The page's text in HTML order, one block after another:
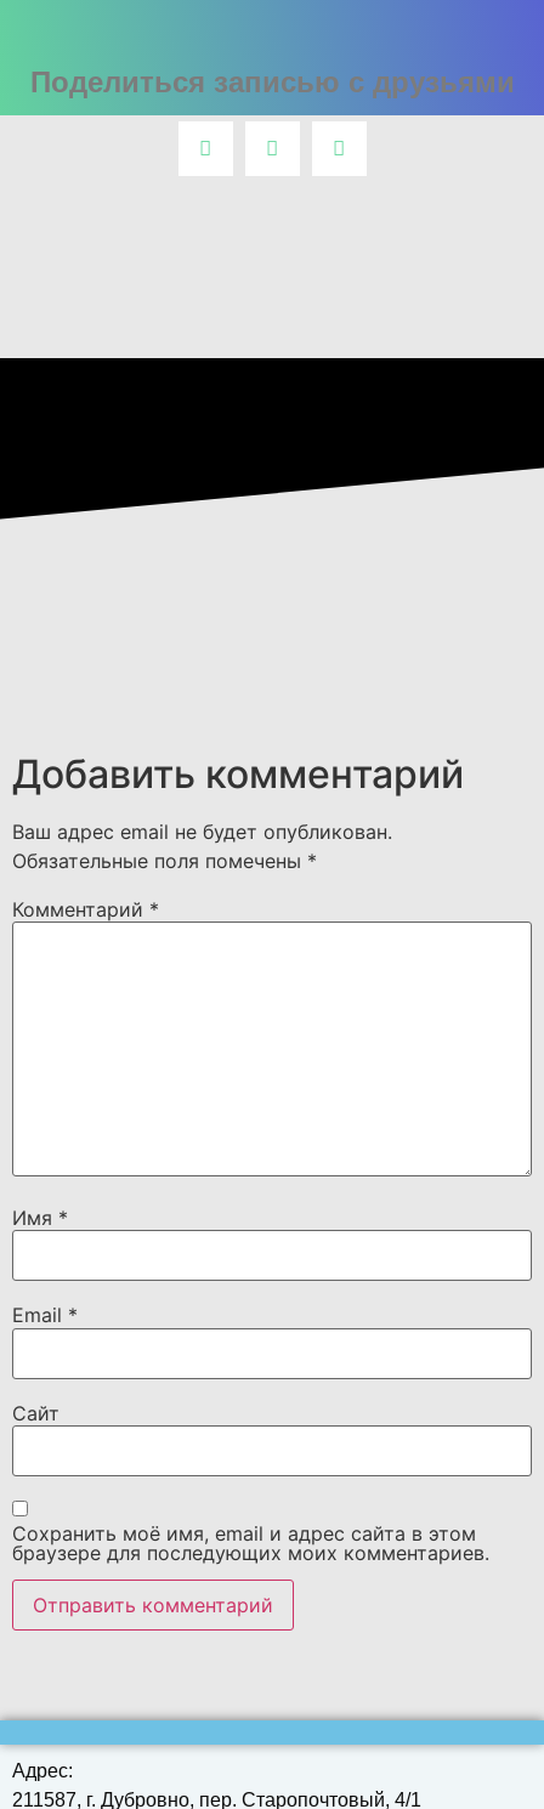
Поделиться записью с друзьями
Добавить комментарий
Ваш адрес email не будет опубликован.
Обязательные поля помечены *
Комментарий *
Имя *
Email *
Сайт
Сохранить моё имя, email и адрес сайта в этом
браузере для последующих моих комментариев.
Адрес:
211587, г. Дубровно, пер. Старопочтовый, 4/1